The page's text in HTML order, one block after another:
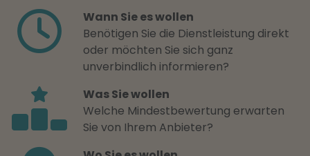
Wann Sie es wollen
Benötigen Sie die Dienstleistung direkt
oder möchten Sie sich ganz
unverbindlich informieren?
Was Sie wollen
Welche Mindestbewertung erwarten
Sie von Ihrem Anbieter?